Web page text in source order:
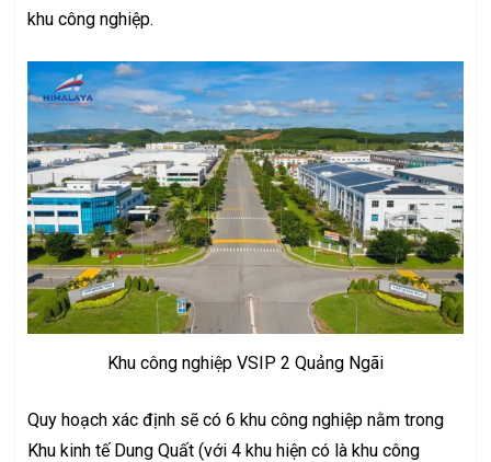
khu công nghiệp.
Khu công nghiệp VSIP 2 Quảng Ngãi
Quy hoạch xác định sẽ có 6 khu công nghiệp nằm trong
Khu kinh tế Dung Quất (với 4 khu hiện có là khu công